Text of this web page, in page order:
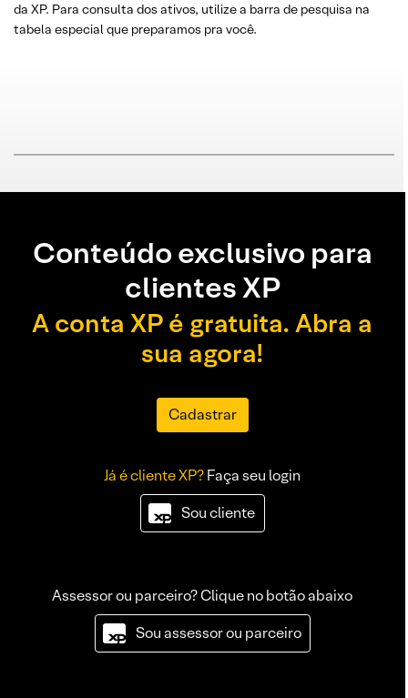
da XP. Para consulta dos ativos, utilize a barra de pesquisa na
tabela especial que preparamos pra você.
Conteúdo exclusivo para
clientes XP
A conta XP é gratuita. Abra a
sua agora!
Cadastrar
Já é cliente XP?Faça seu login
Sou cliente
Assessor ou parceiro? Clique no botão abaixo
Sou assessor ou parceiro